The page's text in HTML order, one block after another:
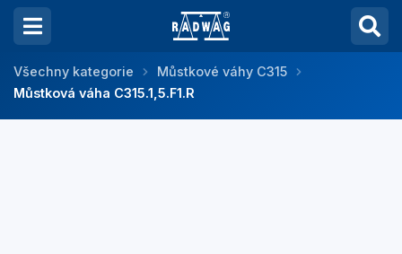
Všechny kategorie
Můstkové váhy C315
Můstková váha C315.1,5.F1.R